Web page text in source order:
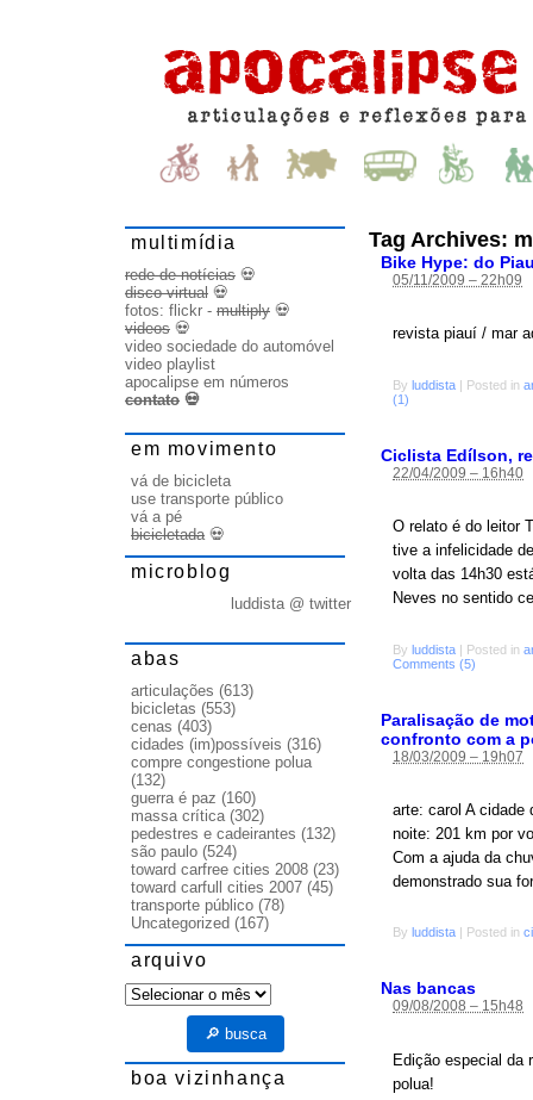
Tag Archives:
Bike Hype: do
05/11/2009 – 22h09
revista piauí / mar
By luddista | Posted in
(1)
Ciclista Edílson,
22/04/2009 – 16h40
O relato é do leitor
tive a infelicidade
volta das 14h30
Neves no sentido
By luddista | Posted in
Comments (5)
Paralisação de
confronto com a
18/03/2009 – 19h07
arte: carol A cidade
noite: 201 km por
Com a ajuda da
demonstrado sua
By luddista Posted in
Nas bancas
09/08/2008 – 15h48
Edição especial da
polua!
multimídia
rede de notícias 💀
disco virtual 💀
fotos: flickr - multiply 💀
videos 💀
video sociedade do automóvel
video playlist
apocalipse em números
contato 💀
em movimento
vá de bicicleta
use transporte público
vá a pé
bicicletada💀
microblog
luddista @ twitter
abas
articulações (613)
bicicletas (553)
cenas (403)
cidades (im)possíveis (316)
compre congestione polua
(132)
guerra é paz (160)
massa crítica(302)
pedestres e cadeirantes (132)
são paulo (524)
toward carfree cities 2008 (23)
toward carfull cities 2007 (45)
transporte público (78)
Uncategorized (167)
arquivo
arquivo
🔎 busca
boa vizinhança